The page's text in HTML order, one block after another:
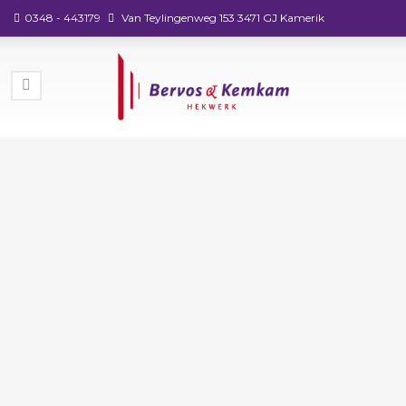
0348 - 443179 Van Teylingenweg 153 3471 GJ Kamerik